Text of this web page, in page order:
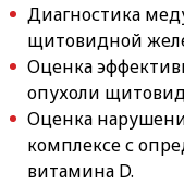
Диагностика
щитовидной
Оценка
опухоли
Оценка
комплексе с
витамина D.